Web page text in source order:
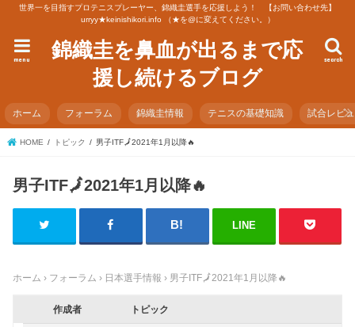
世界一を目指すプロテニスプレーヤー、錦織圭選手を応援しよう！ 【お問い合わせ先】
urryy★keinishikori.info （★を@に変えてください。）
錦織圭を鼻血が出るまで応
援し続けるブログ
search
menu
ホーム フォーラム 錦織圭情報 テニスの基礎知識 試合レビ
HOME トピック 男子ITF🗾2021年1月以降🔥
男子ITF🗾2021年1月以降🔥
LINE
ホーム › フォーラム › 日本選手情報 › 男子ITF🗾2021年1月以降🔥
作成者 トピック